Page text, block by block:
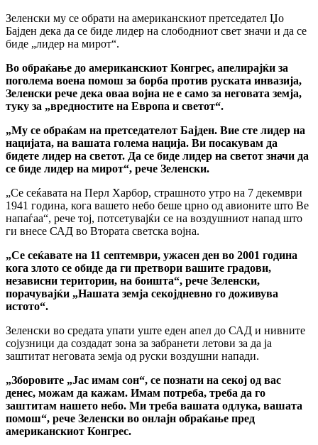
Зеленски му се обрати на американскиот претседател Џо
Бајден дека да се биде лидер на слободниот свет значи и да се
биде „лидер на мирот“.
Во обраќање до американскиот Конгрес, апелирајќи за
поголема воена помош за борба против руската инвазија,
Зеленски рече дека оваа војна не е само за неговата земја,
туку за „вредностите на Европа и светот“.
„Му се обраќам на претседателот Бајден. Вие сте лидер на
нацијата, на вашата голема нација. Ви посакувам да
бидете лидер на светот. Да се биде лидер на светот значи да
се биде лидер на мирот“, рече Зеленски.
„Се сеќавата на Перл Харбор, страшното утро на 7 декември
1941 година, кога вашето небо беше црно од авионите што Ве
напаѓаа“, рече тој, потсетувајќи се на воздушниот напад што
ги внесе САД во Втората светска војна.
„Се сеќавате на 11 септември, ужасен ден во 2001 година
кога злото се обиде да ги претвори вашите градови,
независни територии, на боишта“, рече Зеленски,
порачувајќи „Нашата земја секојдневно го доживува
истото“.
Зеленски во средата упати уште еден апел до САД и нивните
сојузници да создадат зона за забранети летови за да ја
заштитат неговата земја од руски воздушни напади.
„Зборовите „Јас имам сон“, се познати на секој од вас
денес, можам да кажам. Имам потреба, треба да го
заштитам нашето небо. Ми треба вашата одлука, вашата
помош“, рече Зеленски во онлајн обраќање пред
американскиот Конгрес.